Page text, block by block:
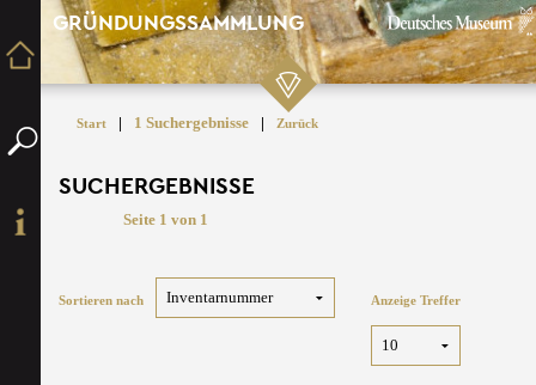
GRÜNDUNGSSAMMLUNG
Start | 1 Suchergebnisse | Zurück
SUCHERGEBNISSE
Seite 1 von 1
Sortieren nach Anzeige Treffer